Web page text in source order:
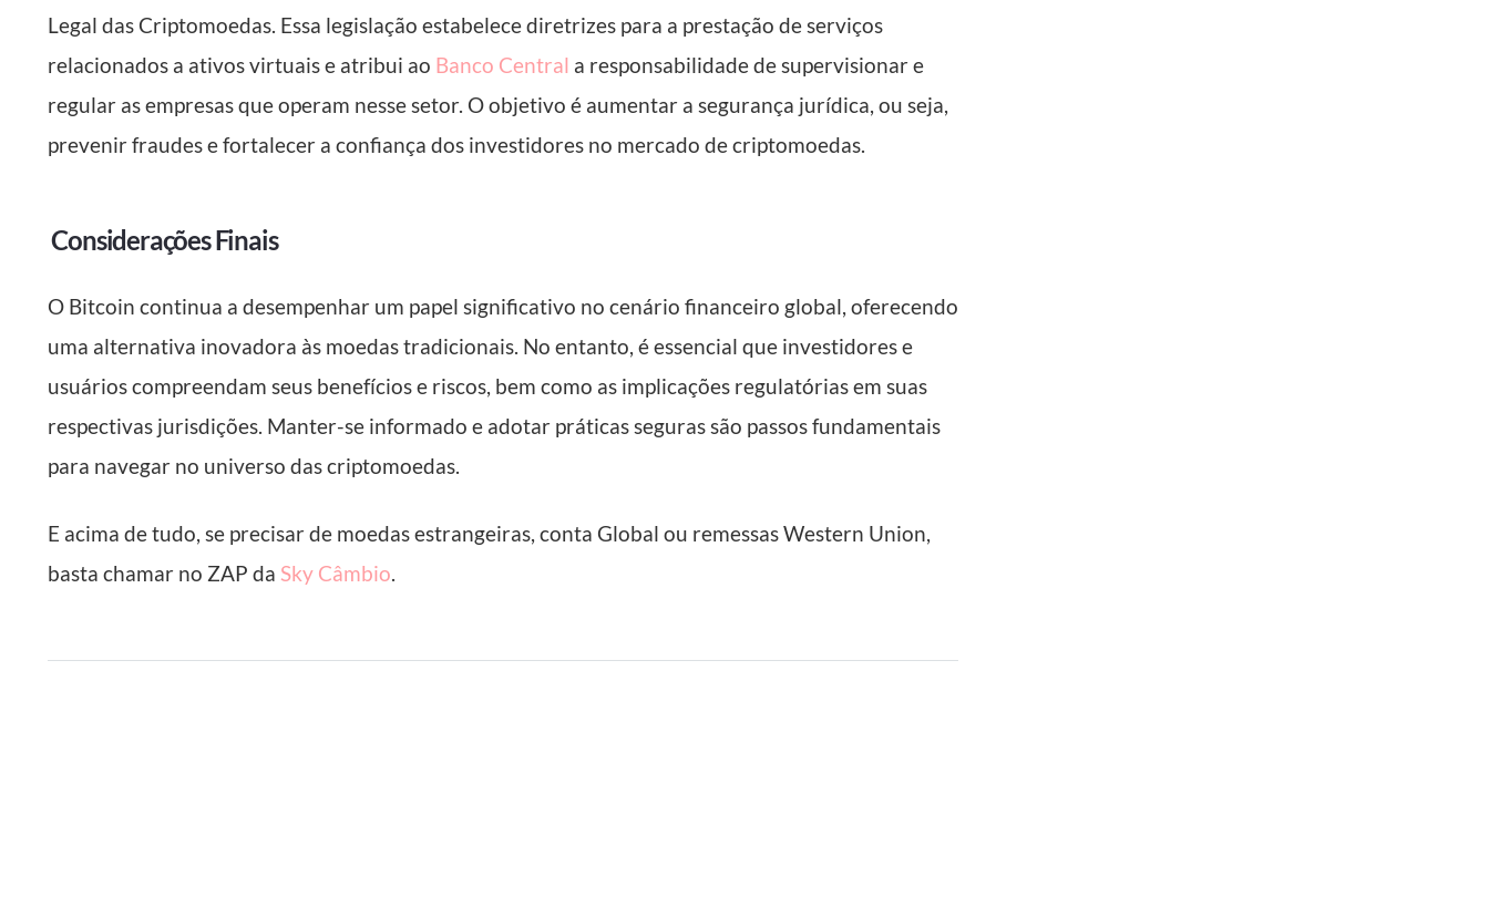
Legal das Criptomoedas. Essa legislação estabelece diretrizes para a prestação de serviços
relacionados a ativos virtuais e atribui ao Banco Central a responsabilidade de supervisionar e
regular as empresas que operam nesse setor. O objetivo é aumentar a segurança jurídica, ou seja,
prevenir fraudes e fortalecer a confiança dos investidores no mercado de criptomoedas.
Considerações Finais
O Bitcoin continua a desempenhar um papel significativo no cenário financeiro global, oferecendo
uma alternativa inovadora às moedas tradicionais. No entanto, é essencial que investidores e
usuários compreendam seus benefícios e riscos, bem como as implicações regulatórias em suas
respectivas jurisdições. Manter-se informado e adotar práticas seguras são passos fundamentais
para navegar no universo das criptomoedas.
E acima de tudo, se precisar de moedas estrangeiras, conta Global ou remessas Western Union,
basta chamar no ZAP da Sky Câmbio.